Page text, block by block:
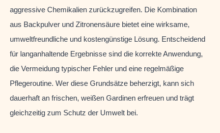
aggressive Chemikalien zurückzugreifen. Die Kombination
aus Backpulver und Zitronensäure bietet eine wirksame,
umweltfreundliche und kostengünstige Lösung. Entscheidend
für langanhaltende Ergebnisse sind die korrekte Anwendung,
die Vermeidung typischer Fehler und eine regelmäßige
Pflegeroutine. Wer diese Grundsätze beherzigt, kann sich
dauerhaft an frischen, weißen Gardinen erfreuen und trägt
gleichzeitig zum Schutz der Umwelt bei.